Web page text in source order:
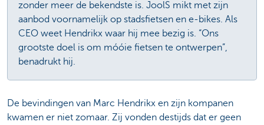
zonder meer de bekendste is. JoolS mikt met zijn
aanbod voornamelijk op stadsfietsen en e-bikes. Als
CEO weet Hendrikx waar hij mee bezig is. “Ons
grootste doel is om móóie fietsen te ontwerpen”,
benadrukt hij.
De bevindingen van Marc Hendrikx en zijn kompanen
kwamen er niet zomaar. Zij vonden destijds dat er geen